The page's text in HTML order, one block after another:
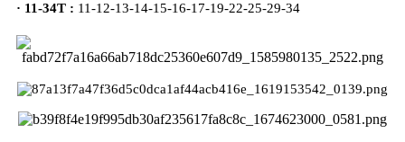
· 11-34T : 11-12-13-14-15-16-17-19-22-25-29-34